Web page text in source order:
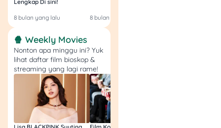
Susu 100 ml
Rp3.000
Total Simulasi 1=
Rp1.800 (nasi)
Rp3.800 (ayam) =
Rp5.600
Rp800
(minyak/bumbu) =
Rp6.400
Rp400 (sayur) =
Lengkap Di sini!
8 bulan yang lalu 8 bulan yang lalu
🍿 Weekly Movies
Nonton apa minggu ini? Yuk
lihat daftar film bioskop &
streaming yang lagi rame!